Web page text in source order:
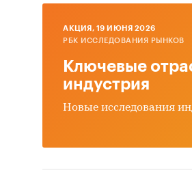
AКЦИЯ, 19 ИЮНЯ 2026
РБК ИССЛЕДОВАНИЯ РЫНКОВ
Ключевые
индустрия
Новые исследования